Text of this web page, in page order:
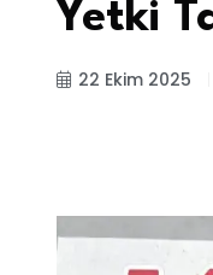
Yetki
22 Ekim 2025